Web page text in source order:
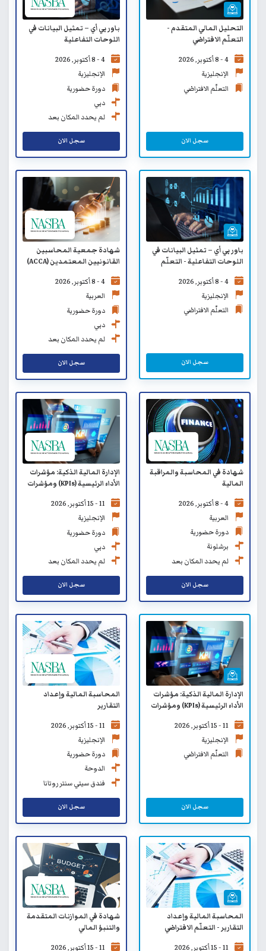
التحليل المالي المتقدم -
التعلّم الافتراضي
4 - 8 أكتوبر, 2026
الإنجليزية
التعلّم الافتراضي
سجل الان
باور بي أي – تمثيل البيانات في
اللوحات التفاعلية
4 - 8 أكتوبر, 2026
الإنجليزية
دورة حضورية
دبي
لم يحدد المكان بعد
سجل الان
باور بي أي – تمثيل البيانات في
اللوحات التفاعلية - التعلّم
4 - 8 أكتوبر, 2026
الإنجليزية
التعلّم الافتراضي
سجل الان
شهادة جمعية المحاسبين
القانونيين المعتمدين (ACCA)
للقطاع العام (CertIPSAS)
4 - 8 أكتوبر, 2026
العربية
دورة حضورية
دبي
لم يحدد المكان بعد
سجل الان
شهادة في المحاسبة والمراقبة
المالية
4 - 8 أكتوبر, 2026
العربية
دورة حضورية
برشلونة
لم يحدد المكان بعد
سجل الان
الإدارة المالية الذكية: مؤشرات
الأداء الرئيسية (KPIs) ومؤشرات
والتوافق الاستراتيجي
11 - 15 أكتوبر, 2026
الإنجليزية
دورة حضورية
دبي
لم يحدد المكان بعد
سجل الان
الإدارة المالية الذكية: مؤشرات
الأداء الرئيسية (KPIs) ومؤشرات
والتوافق الاستراتيجي - التعلّم
الافتراضي
11 - 15 أكتوبر, 2026
الإنجليزية
التعلّم الافتراضي
سجل الان
المحاسبة المالية وإعداد
التقارير
11 - 15 أكتوبر, 2026
الإنجليزية
دورة حضورية
الدوحة
فندق سيتي سنتر روتانا
سجل الان
المحاسبة المالية وإعداد
التقارير - التعلّم الافتراضي
11 - 15 أكتوبر, 2026
شهادة في الموازنات المتقدمة
والتنبؤ المالي
11 - 15 أكتوبر, 2026